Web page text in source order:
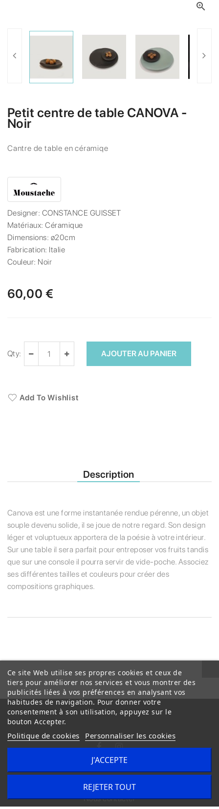

Petit centre de table CANOVA -
Noir
Cantre de table en céramiqe
Designer: CONSTANCE GUISSET
Matériaux:Céramique
Dimensions: ø20cm
Fabrication: Italie
Couleur: Noir
60,00 €
Qty: AJOUTER AU PANIER
Add To Wishlist
Description
Canova est une forme instantanée rendue pérenne, un objet
souple devenu solide, il se joue de notre regard. Son design
léger et voluptueux apportera de la poésie à votre intérieur.
Sur une table il sera parfait pour entreposer vos fruits tandis
que sur une console il pourra servir de vide-poche. Associez
ses différentes tailles et couleurs pour créer des
compositions graphiques.
Conditions Générales de Vente
Nous contacter
Ce site Web utilise ses propres cookies et ceux de
tiers pour améliorer nos services et vous montrer des
publicités liées à vos préférences en analysant vos
habitudes de navigation. Pour donner votre
consentement à son utilisation, appuyez sur le
bouton Accepter.
Politique de cookies Personnaliser les cookies
REJETER TOUT
J'ACCEPTE